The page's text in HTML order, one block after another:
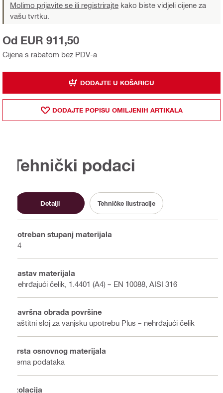
Molimo prijavite se ili registrirajte kako biste vidjeli cijene za
vašu tvrtku.
Cijena s rabatom bez PDV-a
Od EUR 911,50
DODAJTE U KOŠARICU
DODAJTE POPISU OMILJENIH ARTIKALA
Tehnički podaci
Detalji Tehničke ilustracije
Potreban stupanj materijala
A4
Sastav materijala
Nehrđajući čelik, 1.4401 (A4) – EN 10088, AISI 316
Završna obrada površine
Zaštitni sloj za vanjsku upotrebu Plus – nehrđajući čelik
Vrsta osnovnog materijala
nema podataka
Izolacija